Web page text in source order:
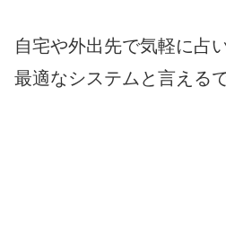
自宅や外出先で気軽に占
最適なシステムと言える